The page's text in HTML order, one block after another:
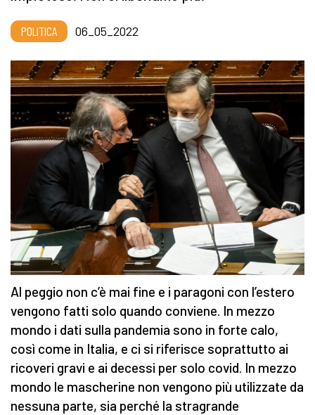
POLITICA 06_05_2022
Al peggio non c’è mai fine e i paragoni con l’estero
vengono fatti solo quando conviene. In mezzo
mondo i dati sulla pandemia sono in forte calo,
così come in Italia, e ci si riferisce soprattutto ai
ricoveri gravi e ai decessi per solo covid. In mezzo
mondo le mascherine non vengono più utilizzate da
nessuna parte, sia perché la stragrande